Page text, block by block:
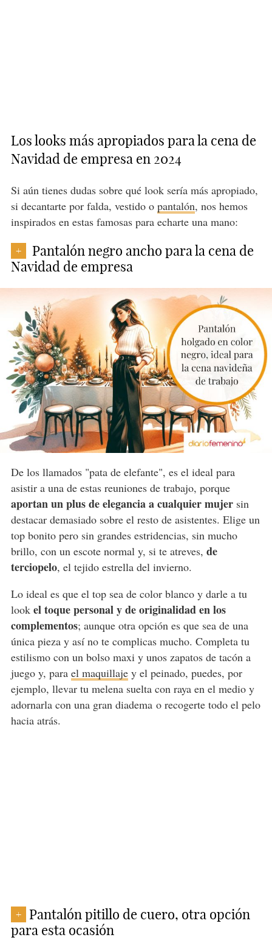
Los looks más apropiados para la cena de
Navidad de empresa en 2024
Si aún tienes dudas sobre qué look sería más apropiado,
si decantarte por falda, vestido o pantalón, nos hemos
inspirados en estas famosas para echarte una mano:
+
Pantalón negro ancho para la cena de
Navidad de empresa
De los llamados "pata de elefante", es el ideal para
asistir a una de estas reuniones de trabajo, porque
aportan un plus de elegancia a cualquier mujersin
destacar demasiado sobre el resto de asistentes. Elige un
top bonito pero sin grandes estridencias, sin mucho
brillo, con un escote normal y, si te atreves, de
terciopelo, el tejido estrella del invierno.
Lo ideal es que el top sea de color blanco y darle a tu
lookel toque personal y de originalidad en los
complementos; aunque otra opción es que sea de una
única pieza y así no te complicas mucho. Completa tu
estilismo con un bolso maxi y unos zapatos de tacón a
juego y, para el maquillajey el peinado, puedes, por
ejemplo, llevar tu melena suelta con raya en el medio y
adornarla con una gran diadema o recogerte todo el pelo
hacia atrás.
+
Pantalón pitillo de cuero, otra opción
para esta ocasión